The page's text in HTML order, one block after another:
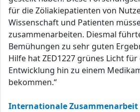
für die Zöliakiepatienten von
Wissenschaft und Patienten
zusammenarbeiten. Diesmal
Bemühungen zu sehr guten
Hilfe hat ZED1227 grünes Licht
Entwicklung hin zu einem
bekommen.“
Internationale Zusammenarbeit